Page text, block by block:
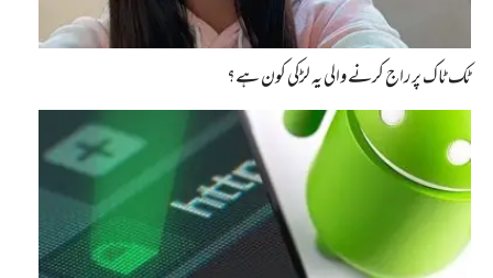
ٹک ٹاک پر راج کرنے والی یہ لڑکی کون ہے؟